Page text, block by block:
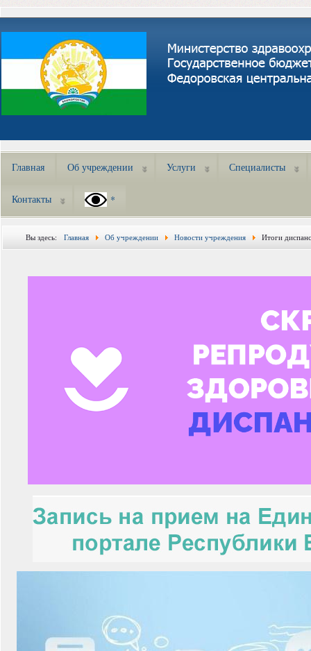
Главная Об учреждении Услуги Специалисты
Контакты *
Вы здесь: Главная Об учреждении Новости учреждения Итоги